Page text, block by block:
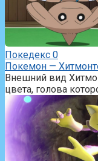
Покедекс 0
Покемон —
Внешний вид
цвета, голова